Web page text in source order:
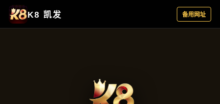
主营产品